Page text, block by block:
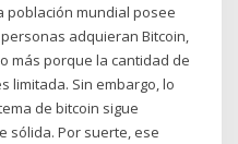
población mundial posee
adquieran Bitcoin,
más porque la cantidad de
limitada. Sin embargo, lo
de bitcoin sigue
sólida. Por suerte, ese